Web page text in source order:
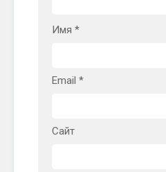
Имя *
Email *
Сайт